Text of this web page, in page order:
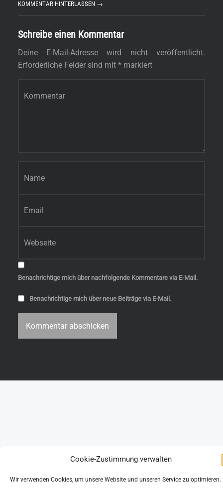
Cookie-Zustimmung verwalten
Wir verwenden Cookies, um unsere Website und unseren Service zu optimieren.
KOMMENTAR HINTERLASSEN →
Schreibe einen Kommentar
Deine E-Mail-Adresse wird nicht veröffentlicht.
Erforderliche Felder sind mit *markiert
Benachrichtige mich über nachfolgende Kommentare via E-Mail.
Benachrichtige mich über neue Beiträge via E-Mail.